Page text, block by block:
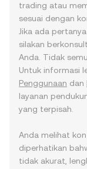
trading atau
sesuai dengan
Jika ada
silakan
Anda. Tidak
Untuk informasi
Penggunaan dan
layanan
yang terpisah.
Anda melihat
diperhatikan
tidak akurat,